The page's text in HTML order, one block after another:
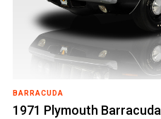
BARRACUDA
1971 Plymouth Barracuda